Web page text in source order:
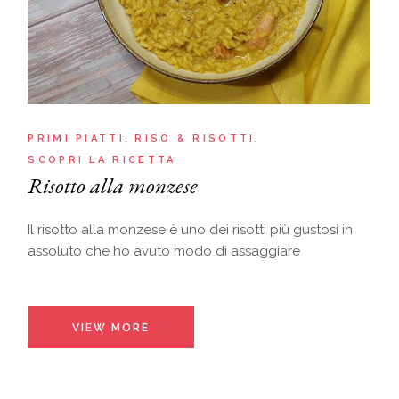
PRIMI PIATTI
RISO & RISOTTI
SCOPRI LA RICETTA
Risotto alla monzese
Il risotto alla monzese è uno dei risotti più gustosi in
assoluto che ho avuto modo di assaggiare
VIEW MORE